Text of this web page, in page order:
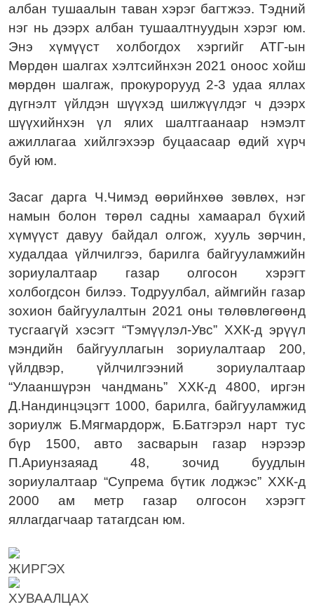
албан тушаалын таван хэрэг багтжээ. Тэдний
нэг нь дээрх албан тушаалтнуудын хэрэг юм.
Энэ хүмүүст холбогдох хэргийг АТГ-ын
Мөрдөн шалгах хэлтсийнхэн 2021 оноос хойш
мөрдөн шалгаж, прокурорууд 2-3 удаа яллах
дүгнэлт үйлдэн шүүхэд шилжүүлдэг ч дээрх
шүүхийнхэн үл ялих шалтгаанаар нэмэлт
ажиллагаа хийлгэхээр буцаасаар өдий хүрч
буй юм.
Засаг дарга Ч.Чимэд өөрийнхөө зөвлөх, нэг
намын болон төрөл садны хамаарал бүхий
хүмүүст давуу байдал олгож, хууль зөрчин,
худалдаа үйлчилгээ, барилга байгууламжийн
зориулалтаар газар олгосон хэрэгт
холбогдсон билээ. Тодруулбал, аймгийн газар
зохион байгуулалтын 2021 оны төлөвлөгөөнд
тусгаагүй хэсэгт “Тэмүүлэл-Увс” ХХК-д эрүүл
мэндийн байгууллагын зориулалтаар 200,
үйлдвэр, үйлчилгээний зориулалтаар
“Улааншүрэн чандмань” ХХК-д 4800, иргэн
Д.Нандинцэцэгт 1000, барилга, байгууламжид
зориулж Б.Мягмардорж, Б.Батгэрэл нарт тус
бүр 1500, авто засварын газар нэрээр
П.Ариунзаяад 48, зочид буудлын
зориулалтаар “Супрема бүтик лоджэс” ХХК-д
2000 ам метр газар олгосон хэрэгт
яллагдагчаар татагдсан юм.
ЖИРГЭХ
ХУВААЛЦАХ